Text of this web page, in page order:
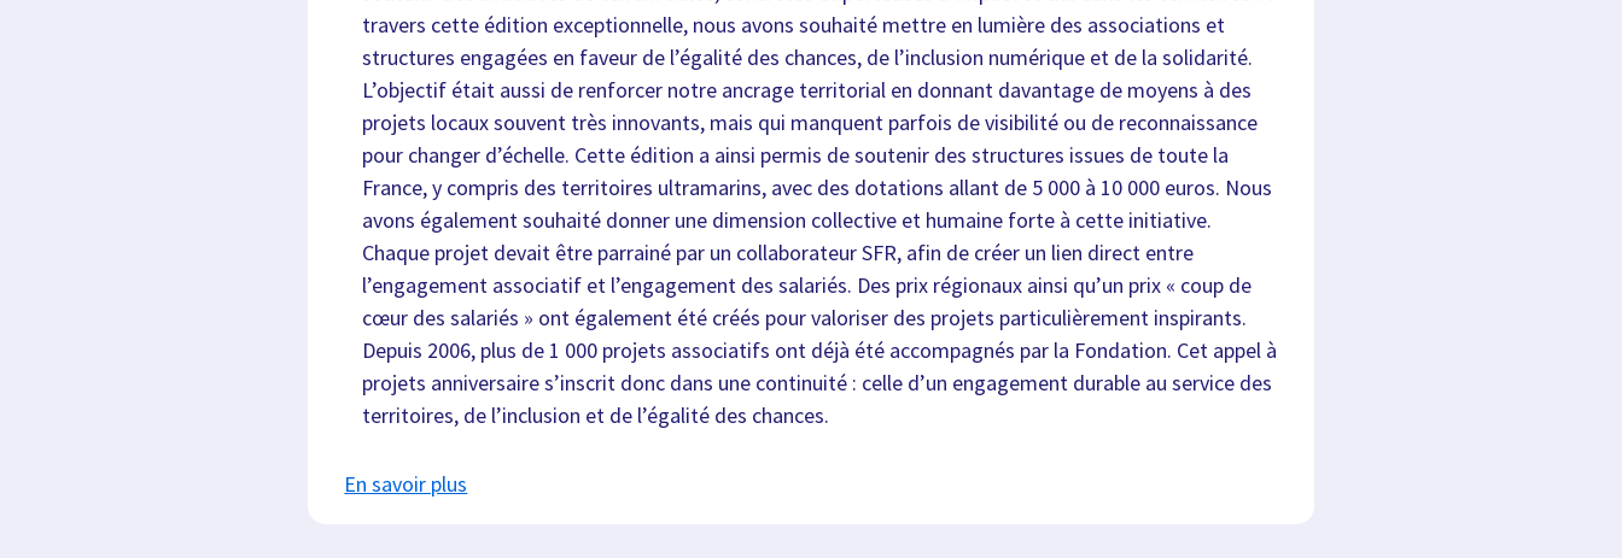
travers cette édition exceptionnelle, nous avons souhaité mettre en lumière des associations et
structures engagées en faveur de l’égalité des chances, de l’inclusion numérique et de la solidarité.
L’objectif était aussi de renforcer notre ancrage territorial en donnant davantage de moyens à des
projets locaux souvent très innovants, mais qui manquent parfois de visibilité ou de reconnaissance
pour changer d’échelle. Cette édition a ainsi permis de soutenir des structures issues de toute la
France, y compris des territoires ultramarins, avec des dotations allant de 5 000 à 10 000 euros. Nous
avons également souhaité donner une dimension collective et humaine forte à cette initiative.
Chaque projet devait être parrainé par un collaborateur SFR, afin de créer un lien direct entre
l’engagement associatif et l’engagement des salariés. Des prix régionaux ainsi qu’un prix « coup de
cœur des salariés » ont également été créés pour valoriser des projets particulièrement inspirants.
Depuis 2006, plus de 1 000 projets associatifs ont déjà été accompagnés par la Fondation. Cet appel à
projets anniversaire s’inscrit donc dans une continuité : celle d’un engagement durable au service des
territoires, de l’inclusion et de l’égalité des chances.
En savoir plus